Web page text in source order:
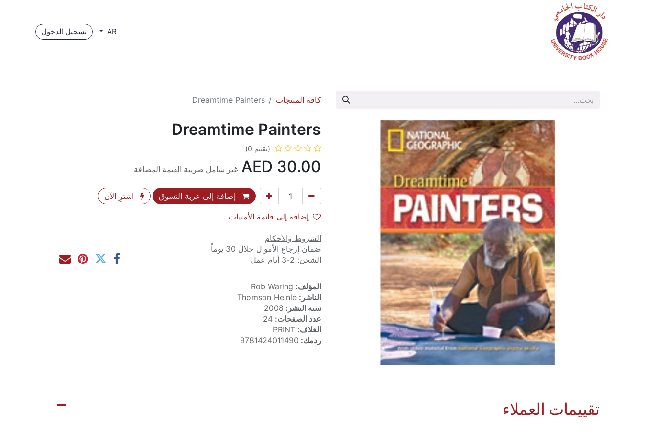
AR تسجيل الدخول
كافة المنتجات Dreamtime Painters
Dreamtime Painters
(تقييم 0)
30.00 غير شامل ضريبة القيمة المضافة
إضافة إلى عربة التسوق اشترِ الآن
إضافة إلى قائمة الأمنيات
الشروط والأحكام
ضمان إرجاع الأموال خلال 30 يوماً
الشحن: 2-3 أيام عمل
المؤلف: Rob Waring
الناشر: Thomson Heinle
سنة النشر: 2008
عدد الصفحات: 24
الغلاف: PRINT
ردمك: 9781424011490
تقييمات العملاء